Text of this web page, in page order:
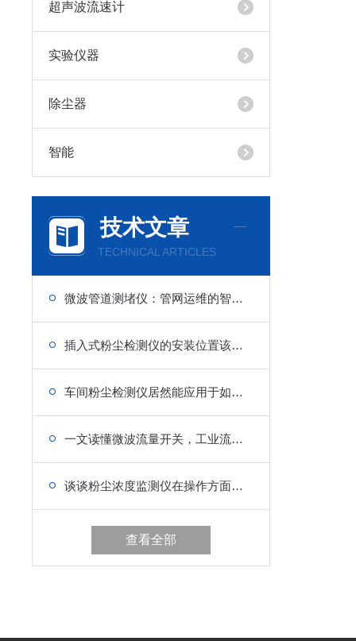
超声波流速计
实验仪器
除尘器
智能
技术文章
TECHNICAL ARTICLES
微波管道测堵仪：管网运维的智能检测新方案
插入式粉尘检测仪的安装位置该怎么找？
车间粉尘检测仪居然能应用于如此之多的领域
一文读懂微波流量开关，工业流量监测基础知识
谈谈粉尘浓度监测仪在操作方面的知识
查看全部